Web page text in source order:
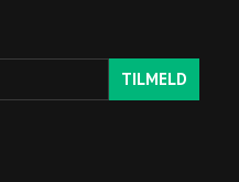
TILMELD